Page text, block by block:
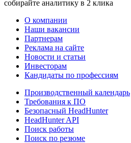
собирайте аналитику в 2 клика
О компании
Наши вакансии
Партнерам
Реклама на сайте
Новости и статьи
Инвесторам
Кандидаты по профессиям
Производственный календарь
Требования к ПО
Безопасный HeadHunter
HeadHunter API
Поиск работы
Поиск по резюме